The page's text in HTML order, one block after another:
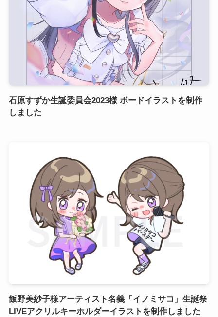
石原すずか生誕委員会2023様 ボードイラストを制作
しました
飯野美紗子様アーティスト名義「イノミサコ」生誕祭
LIVEアクリルキーホルダーイラストを制作しました